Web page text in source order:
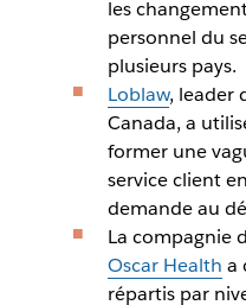
les
personnel du
plusieurs pays.
Loblaw, leader
Canada, a
former une
service client
demande au
La compagnie
Oscar Health a
répartis par